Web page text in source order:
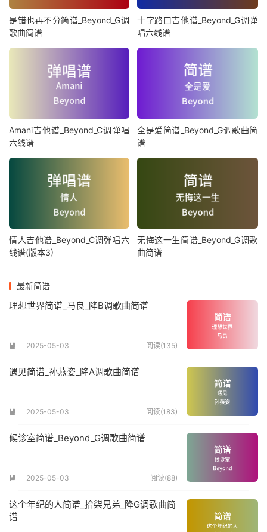
是错也再不分简谱_Beyond_G调
歌曲简谱
十字路口吉他谱_Beyond_G调弹
唱六线谱
Amani吉他谱_Beyond_C调弹唱
六线谱
全是爱简谱_Beyond_G调歌曲简
谱
情人吉他谱_Beyond_C调弹唱六
线谱(版本3)
无悔这一生简谱_Beyond_G调歌
曲简谱
最新简谱
理想世界简谱_马良_降B调歌曲简谱
 2025-05-03 阅读(135)
遇见简谱_孙燕姿_降A调歌曲简谱
 2025-05-03 阅读(183)
候诊室简谱_Beyond_G调歌曲简谱
 2025-05-03 阅读(88)
这个年纪的人简谱_拾柒兄弟_降G调歌曲简
谱